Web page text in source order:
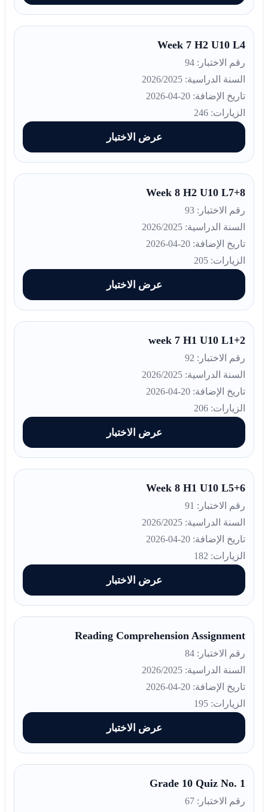
Week 7 H2 U10 L4
رقم الاختبار: 94
السنة الدراسية: 2026/2025
تاريخ الإضافة: 20-04-2026
الزيارات: 246
عرض الاختبار
Week 8 H2 U10 L7+8
رقم الاختبار: 93
السنة الدراسية: 2026/2025
تاريخ الإضافة: 20-04-2026
الزيارات: 205
عرض الاختبار
week 7 H1 U10 L1+2
رقم الاختبار: 92
السنة الدراسية: 2026/2025
تاريخ الإضافة: 20-04-2026
الزيارات: 206
عرض الاختبار
Week 8 H1 U10 L5+6
رقم الاختبار: 91
السنة الدراسية: 2026/2025
تاريخ الإضافة: 20-04-2026
الزيارات: 182
عرض الاختبار
Reading Comprehension Assignment
رقم الاختبار: 84
السنة الدراسية: 2026/2025
تاريخ الإضافة: 20-04-2026
الزيارات: 195
عرض الاختبار
Grade 10 Quiz No. 1
رقم الاختبار: 67